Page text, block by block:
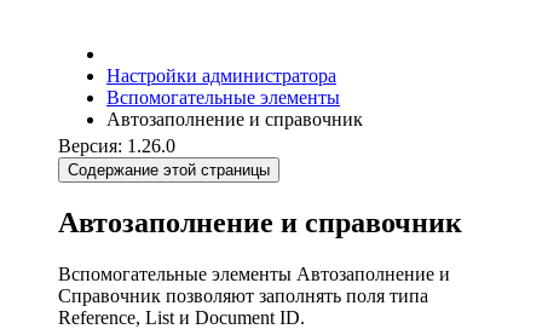
Настройки администратора
Вспомогательные элементы
Автозаполнение и справочник
Версия: 1.26.0
Содержание этой страницы
Автозаполнение и справочник
Вспомогательные элементы Автозаполнение и
Справочник позволяют заполнять поля типа
Reference, List и Document ID.